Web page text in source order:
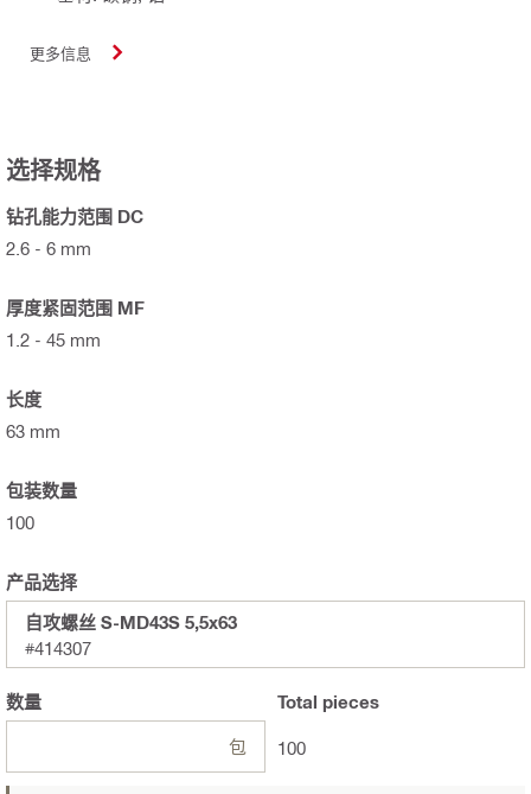
更多信息
选择规格
钻孔能力范围 DC
2.6 - 6 mm
厚度紧固范围 MF
1.2 - 45 mm
长度
63 mm
包装数量
100
产品选择
自攻螺丝 S-MD43S 5,5x63
#414307
数量
包
Total pieces
100